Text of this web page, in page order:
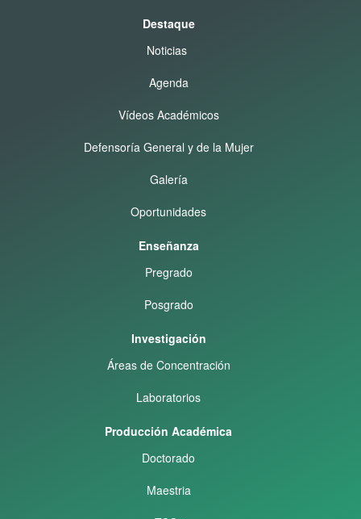
Destaque
Noticias
Agenda
Vídeos Académicos
Defensoría General y de la Mujer
Galería
Oportunidades
Enseñanza
Pregrado
Posgrado
Investigación
Áreas de Concentración
Laboratorios
Producción Académica
Doctorado
Maestria